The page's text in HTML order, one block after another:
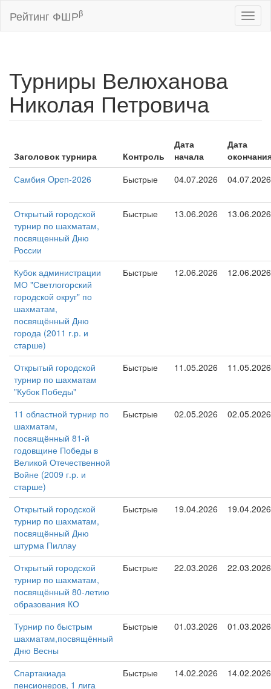
Рейтинг ФШРβ
Турниры Велюханова
Николая Петровича
Заголовок турнира Контроль
Дата
начала
Дата
Самбия Open-2026
Быстрые 04.07.2026 04.07.2026
Открытый городской
турнир по шахматам,
посвященный Дню
России
Быстрые 13.06.2026 13.06.2026
Кубок администрации
МО "Светлогорский
городской округ" по
шахматам,
посвящённый Дню
города (2011 г.р. и
старше)
Быстрые 12.06.2026 12.06.2026
Открытый городской
турнир по шахматам
"Кубок Победы"
Быстрые 11.05.2026 11.05.2026
11 областной турнир по
шахматам,
посвящённый 81-й
годовщине Победы в
Великой Отечественной
Войне (2009 г.р. и
старше)
Быстрые 02.05.2026 02.05.2026
Открытый городской
турнир по шахматам,
посвящённый Дню
штурма Пиллау
Быстрые 19.04.2026 19.04.2026
Открытый городской
турнир по шахматам,
посвящённый 80-летию
образования КО
Быстрые 22.03.2026 22.03.2026
Турнир по быстрым
шахматам,посвящённый
Дню Весны
Быстрые 01.03.2026 01.03.2026
Спартакиада
пенсионеров, 1 лига
Быстрые 14.02.2026 14.02.2026